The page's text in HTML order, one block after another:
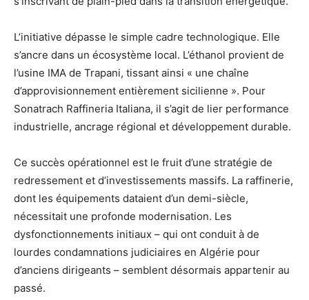
L’initiative dépasse le simple cadre technologique. Elle
s’ancre dans un écosystème local. L’éthanol provient de
l’usine IMA de Trapani, tissant ainsi « une chaîne
d’approvisionnement entièrement sicilienne ». Pour
Sonatrach Raffineria Italiana, il s’agit de lier performance
industrielle, ancrage régional et développement durable.
Ce succès opérationnel est le fruit d’une stratégie de
redressement et d’investissements massifs. La raffinerie,
dont les équipements dataient d’un demi-siècle,
nécessitait une profonde modernisation. Les
dysfonctionnements initiaux – qui ont conduit à de
lourdes condamnations judiciaires en Algérie pour
d’anciens dirigeants – semblent désormais appartenir au
passé.